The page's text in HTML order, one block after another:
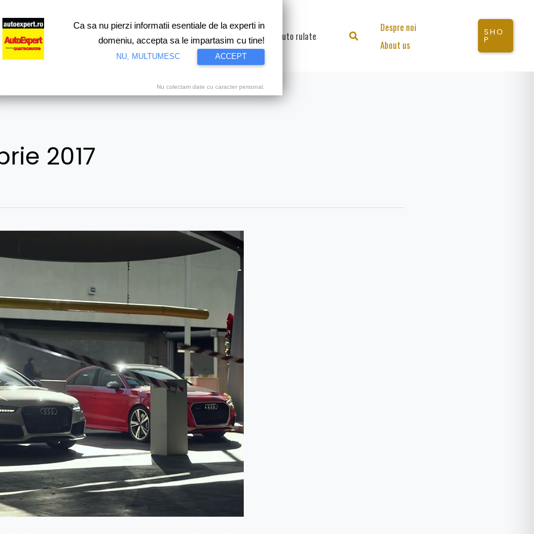
Test drive Motorsport Proiecte speciale Video Auto rulate Search
Despre noi
About us
SHO
P
2017
Ca sa nu pierzi informatii esentiale de la experti in
domeniu, accepta sa le impartasim cu tine!
NU, MULTUMESC ACCEPT
Nu colectam date cu caracter personal.